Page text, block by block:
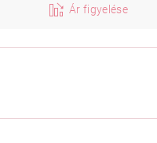
Ár figyelése